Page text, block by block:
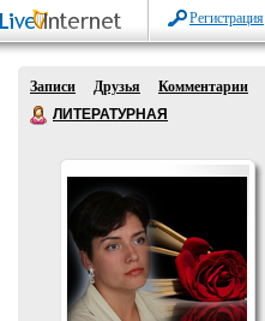
Регистрация
Записи Друзья
Комментарии
ЛИТЕРАТУРНАЯ